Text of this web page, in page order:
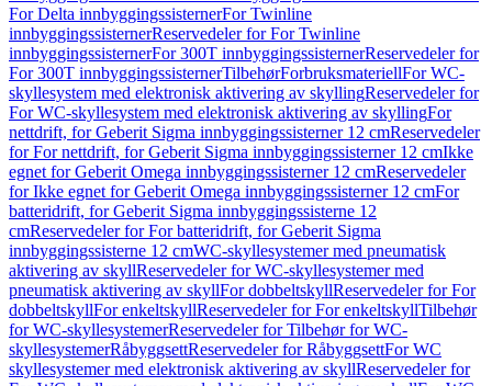
For Delta innbyggingssisternerFor Twinline
innbyggingssisternerReservedeler for For Twinline
innbyggingssisternerFor 300T innbyggingssisternerReservedeler for
For 300T innbyggingssisternerTilbehørForbruksmateriellFor WC-
skyllesystem med elektronisk aktivering av skyllingReservedeler for
For WC-skyllesystem med elektronisk aktivering av skyllingFor
nettdrift, for Geberit Sigma innbyggingssisterner 12 cmReservedeler
for For nettdrift, for Geberit Sigma innbyggingssisterner 12 cmIkke
egnet for Geberit Omega innbyggingssisterner 12 cmReservedeler
for Ikke egnet for Geberit Omega innbyggingssisterner 12 cmFor
batteridrift, for Geberit Sigma innbyggingssisterne 12
cmReservedeler for For batteridrift, for Geberit Sigma
innbyggingssisterne 12 cmWC-skyllesystemer med pneumatisk
aktivering av skyllReservedeler for WC-skyllesystemer med
pneumatisk aktivering av skyllFor dobbeltskyllReservedeler for For
dobbeltskyllFor enkeltskyllReservedeler for For enkeltskyllTilbehør
for WC-skyllesystemerReservedeler for Tilbehør for WC-
skyllesystemerRåbyggsettReservedeler for RåbyggsettFor WC
skyllesystemer med elektronisk aktivering av skyllReservedeler for